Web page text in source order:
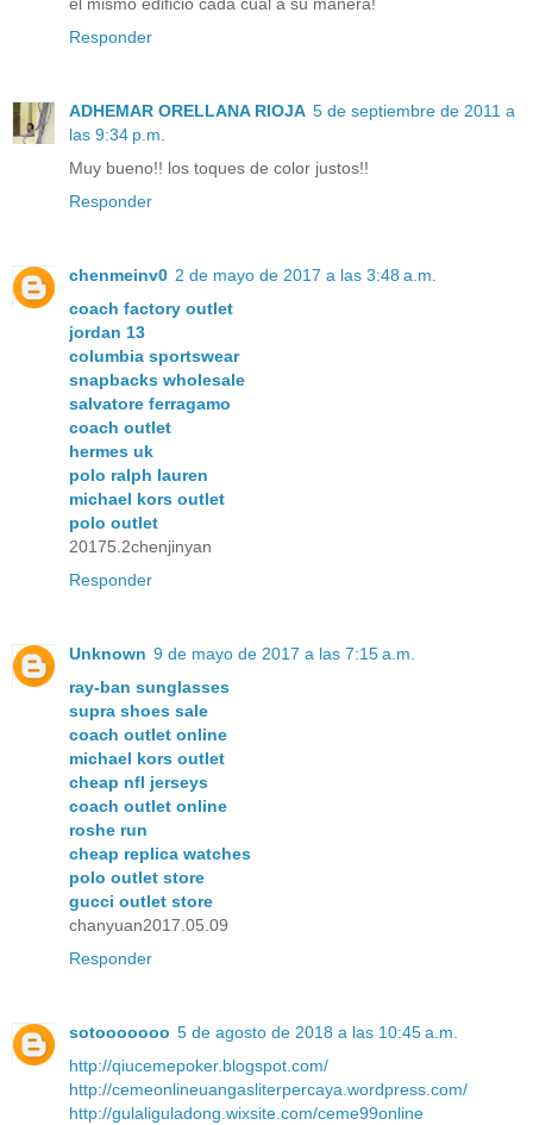
Responder
ADHEMAR ORELLANA RIOJA 5 de septiembre de 2011 a
las 9:34 p.m.
Muy bueno!! los toques de color justos!!
Responder
chenmeinv0 2 de mayo de 2017 a las 3:48 a.m.
coach factory outlet
jordan 13
columbia sportswear
snapbacks wholesale
salvatore ferragamo
coach outlet
hermes uk
polo ralph lauren
michael kors outlet
polo outlet
20175.2chenjinyan
Responder
Unknown 9 de mayo de 2017 a las 7:15 a.m.
ray-ban sunglasses
supra shoes sale
coach outlet online
michael kors outlet
cheap nfl jerseys
coach outlet online
roshe run
cheap replica watches
polo outlet store
gucci outlet store
chanyuan2017.05.09
Responder
sotooooooo 5 de agosto de 2018 a las 10:45 a.m.
http://qiucemepoker.blogspot.com/
http://cemeonlineuangasliterpercaya.wordpress.com/
http://gulaliguladong.wixsite.com/ceme99online